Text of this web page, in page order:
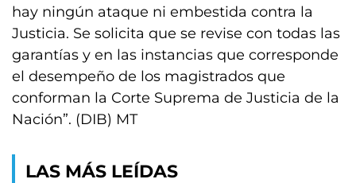
hay ningún ataque ni embestida contra la
Justicia. Se solicita que se revise con todas las
garantías y en las instancias que corresponde
el desempeño de los magistrados que
conforman la Corte Suprema de Justicia de la
Nación”. (DIB) MT
LAS MÁS LEÍDAS